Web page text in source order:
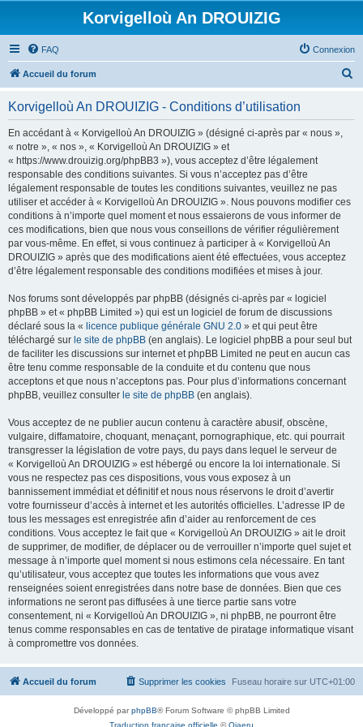
Korvigelloù An DROUIZIG
FAQ Connexion
Accueil du forum
Korvigelloù An DROUIZIG - Conditions d’utilisation
En accédant à « Korvigelloù An DROUIZIG » (désigné ci-après par « nous »,
« notre », « nos », « Korvigelloù An DROUIZIG » et
« https://www.drouizig.org/phpBB3 »), vous acceptez d’être légalement
responsable des conditions suivantes. Si vous n’acceptez pas d’être
légalement responsable de toutes les conditions suivantes, veuillez ne pas
utiliser et accéder à « Korvigelloù An DROUIZIG ». Nous pouvons modifier ces
conditions à n’importe quel moment et nous essaierons de vous informer de
ces modifications, bien que nous vous conseillons de vérifier régulièrement
par vous-même. En effet, si vous continuez à participer à « Korvigelloù An
DROUIZIG » après que des modifications aient été effectuées, vous acceptez
d’être légalement responsable des conditions modifiées et mises à jour.
Nos forums sont développés par phpBB (désignés ci-après par « logiciel
phpBB » et « phpBB Limited ») qui est un logiciel de forum de discussions
déclaré sous la « licence publique générale GNU 2.0 » et qui peut être
téléchargé sur le site de phpBB (en anglais). Le logiciel phpBB a pour seul but
de faciliter les discussions sur internet et phpBB Limited ne peut en aucun cas
être tenu comme responsable de la conduite et du contenu que nous
acceptons et que nous n’acceptons pas. Pour plus d’informations concernant
phpBB, veuillez consulter le site de phpBB (en anglais).
Vous acceptez de ne publier aucun contenu à caractère abusif, obscène,
vulgaire, diffamatoire, choquant, menaçant, pornographique, etc. qui pourrait
transgresser la législation de votre pays, du pays dans lequel le serveur de
« Korvigelloù An DROUIZIG » est hébergé ou encore la loi internationale. Si
vous ne respectez pas ces dispositions, vous vous exposez à un
bannissement immédiat et définitif et nous nous réservons le droit d’avertir
votre fournisseur d’accès à internet et les autorités officielles. L’adresse IP de
tous les messages est enregistrée afin d’aider au renforcement de ces
conditions. Vous acceptez le fait que « Korvigelloù An DROUIZIG » ait le droit
de supprimer, de modifier, de déplacer ou de verrouiller n’importe quel sujet et
message à n’importe quel moment si nous estimons cela nécessaire. En tant
qu’utilisateur, vous acceptez que toutes les informations que vous avez
renseignées soient enregistrées dans notre base de données. Bien que ces
informations ne seront pas diffusées à une tierce partie sans votre
consentement, ni « Korvigelloù An DROUIZIG », ni phpBB, ne pourront être
tenus comme responsables en cas de tentative de piratage informatique visant
à compromettre vos données.
Accueil du forum Fuseau horaire sur UTC+01:00
Supprimer les cookies
Développé parphpBB® Forum Software © phpBB Limited
Traduction française officielle ©Qiaeru